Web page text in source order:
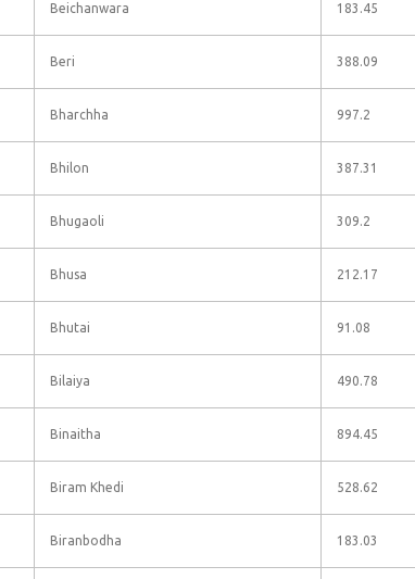
Beichanwara 183.45
Beri 388.09
Bharchha 997.2
Bhilon 387.31
Bhugaoli 309.2
Bhusa 212.17
Bhutai 91.08
Bilaiya 490.78
Binaitha 894.45
Biram Khedi 528.62
Biranbodha 183.03